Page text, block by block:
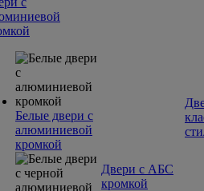
Белые двери с
алюминиевой
кромкой
Двери с АБС
кромкой